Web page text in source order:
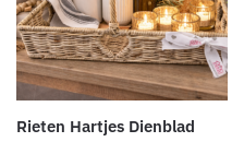
Rieten Hartjes Dienblad